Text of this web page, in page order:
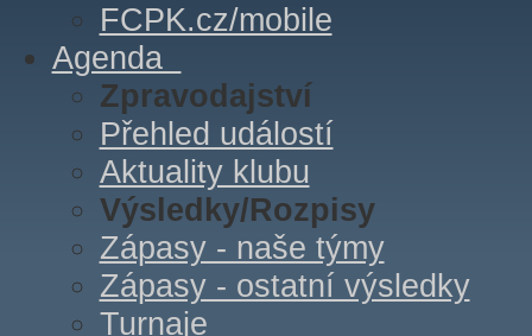
FCPK.cz/mobile
Agenda
Zpravodajství
Přehled událostí
Aktuality klubu
Výsledky/Rozpisy
Zápasy - naše týmy
Zápasy - ostatní výsledky
Turnaje